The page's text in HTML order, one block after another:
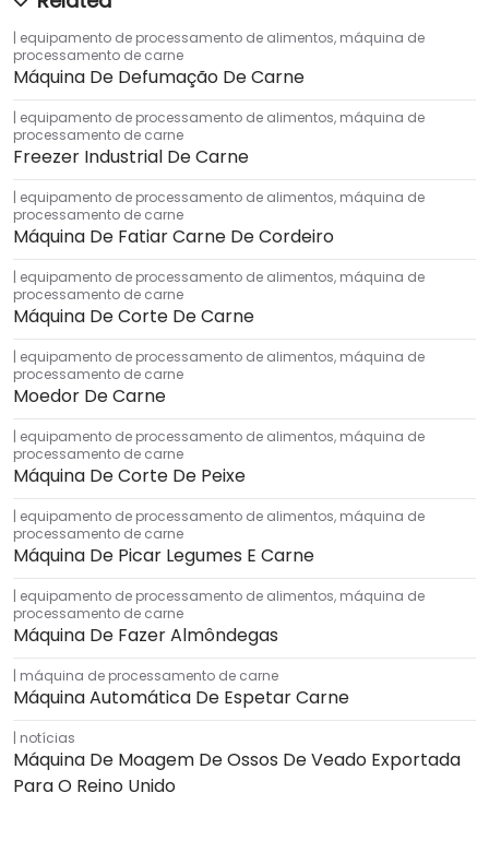
equipamento de processamento de alimentos, máquina de
processamento de carne
Máquina De Defumação De Carne
equipamento de processamento de alimentos, máquina de
processamento de carne
Freezer Industrial De Carne
equipamento de processamento de alimentos, máquina de
processamento de carne
Máquina De Fatiar Carne De Cordeiro
equipamento de processamento de alimentos, máquina de
processamento de carne
Máquina De Corte De Carne
equipamento de processamento de alimentos, máquina de
processamento de carne
Moedor De Carne
equipamento de processamento de alimentos, máquina de
processamento de carne
Máquina De Corte De Peixe
equipamento de processamento de alimentos, máquina de
processamento de carne
Máquina De Picar Legumes E Carne
equipamento de processamento de alimentos, máquina de
processamento de carne
Máquina De Fazer Almôndegas
máquina de processamento de carne
Máquina Automática De Espetar Carne
notícias
Máquina De Moagem De Ossos De Veado Exportada
Para O Reino Unido